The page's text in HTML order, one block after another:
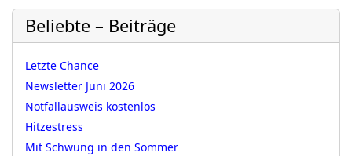
Beliebte – Beiträge
Letzte Chance
Newsletter Juni 2026
Notfallausweis kostenlos
Hitzestress
Mit Schwung in den Sommer